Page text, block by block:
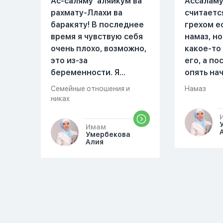
рахмату-Ллахи ва
баракяту! В последнее
время я чувствую себя
очень плохо, возможно,
это из-за
беременности. Я
разбудила мужа и
рассказала ему, что со
происходит,он потом
обратно ложился спать
это было около
Семейные отношения и
никах
Имам
Умербекова
Алия
грехом
намаз,
какое-
его, а
опять
можете
Намаз